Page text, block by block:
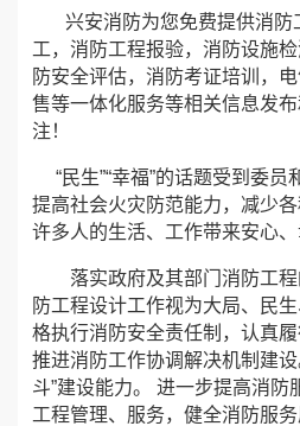
兴安消防为您免费提供消防
工，消防工程报验，消防设施
防安全评估，消防考证培训，
售等一体化服务等相关信息发
注！
“民生”“幸福”的话题受到委员
提高社会火灾防范能力，减少
许多人的生活、工作带来安心、
落实政府及其部门消防工程
防工程设计工作视为大局、民
格执行消防安全责任制，认真
推进消防工作协调解决机制建
斗”建设能力。 进一步提高消
工程管理、服务，健全消防服